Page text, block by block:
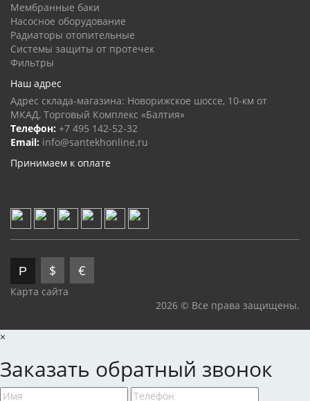
Мембранные баки
Насосное оборудование
Радиаторы отопительные
Системы защиты от протечек
Фильтры
Наш адрес
Адрес склада-магазина: Новорижское шоссе, 10-км от
МКАД, Торговый Комплекс «Балтия»
Телефон: +7 495 142-52-32
Email: info@santekhonline.ru
Принимаем к оплате
Р $ €
Карта сайта
2026 © Все права защищены.
×
Заказать обратный звонок